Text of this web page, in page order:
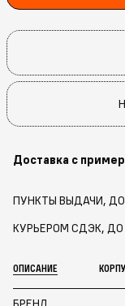
Доставка с
ПУНКТЫ ВЫДАЧИ, ДО
КУРЬЕРОМ СДЭК, ДО
ОПИСАНИЕ